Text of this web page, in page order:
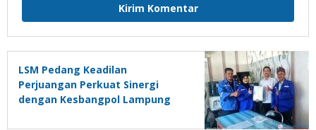
LSM Pedang Keadilan
Perjuangan Perkuat Sinergi
dengan Kesbangpol Lampung